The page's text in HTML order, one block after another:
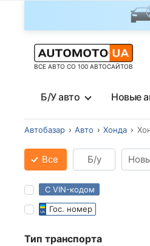
ВСЕ АВТО СО 100 АВТОСАЙТОВ
Б/У авто Новые
Автобазар Авто Хонда
Все Б/у
С VIN-кодом
Гос. номер
Тип транспорта